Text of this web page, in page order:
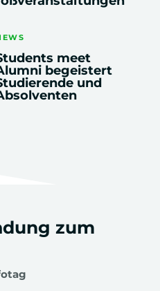
Event
meet
begeistert
und
zum